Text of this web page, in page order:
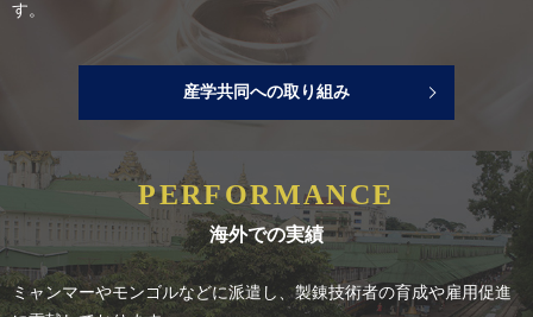
す。
産学共同への取り組み
PERFORMANCE
海外での実績
ミャンマーやモンゴルなどに派遣し、製錬技術者の育成や雇用促進